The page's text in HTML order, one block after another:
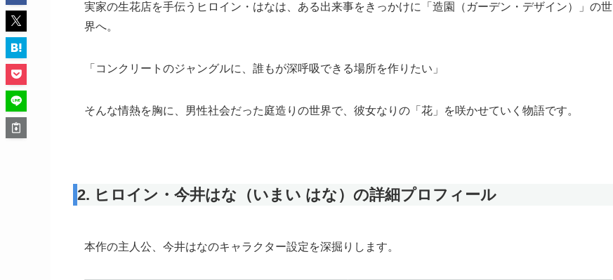
実家の生花店を手伝うヒロイン・はなは、ある出来事をきっかけに「造園（ガーデン・デザイン）」の世
界へ。
「コンクリートのジャングルに、誰もが深呼吸できる場所を作りたい」
そんな情熱を胸に、男性社会だった庭造りの世界で、彼女なりの「花」を咲かせていく物語です。
2. ヒロイン・今井はな（いまい はな）の詳細プロフィール
本作の主人公、今井はなのキャラクター設定を深掘りします。